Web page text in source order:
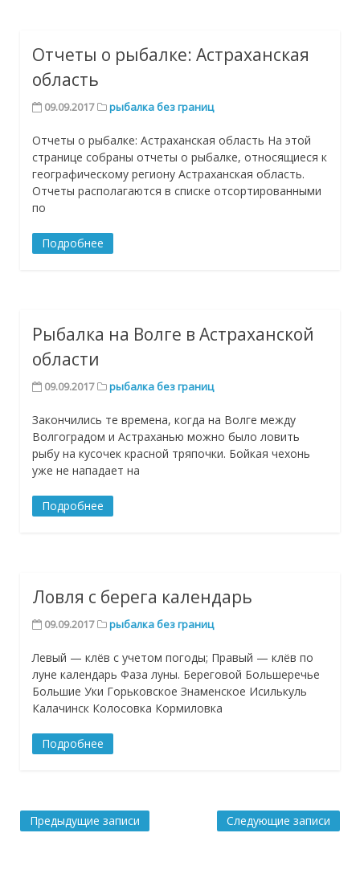
Отчеты о рыбалке: Астраханская
область
09.09.2017 рыбалка без границ
Отчеты о рыбалке: Астраханская область На этой
странице собраны отчеты о рыбалке, относящиеся к
географическому региону Астраханская область.
Отчеты располагаются в списке отсортированными
по
Подробнее
Рыбалка на Волге в Астраханской
области
09.09.2017 рыбалка без границ
Закончились те времена, когда на Волге между
Волгоградом и Астраханью можно было ловить
рыбу на кусочек красной тряпочки. Бойкая чехонь
уже не нападает на
Подробнее
Ловля с берега календарь
09.09.2017 рыбалка без границ
Левый — клёв с учетом погоды; Правый — клёв по
луне календарь Фаза луны. Береговой Большеречье
Большие Уки Горьковское Знаменское Исилькуль
Калачинск Колосовка Кормиловка
Подробнее
Навигация
Предыдущие записи Следующие записи